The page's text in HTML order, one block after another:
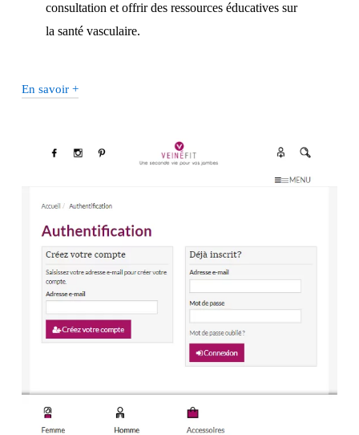
consultation et offrir des ressources éducatives sur
la santé vasculaire.
En savoir +
référencement (SEO) d’un site
e-commerce de produits de
compression médicale pour
améliorer sa visibilité et son
classement dans les moteurs de
recherche ?
des clients sur un site e-commerce de santé vasculaire,
plusieurs mesures peuvent être mises en place :
1.Utiliser un certificat SSL (Secure Sockets Layer)
Cela garantit que toutes les données échangées entre le